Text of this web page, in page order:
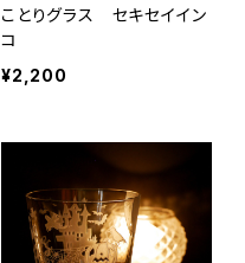
ことりグラス セキセイイン
コ
¥2,200